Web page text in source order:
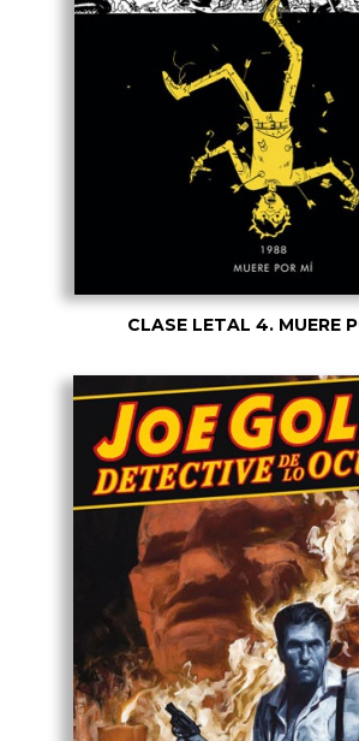
CLASE LETAL 4. MUERE